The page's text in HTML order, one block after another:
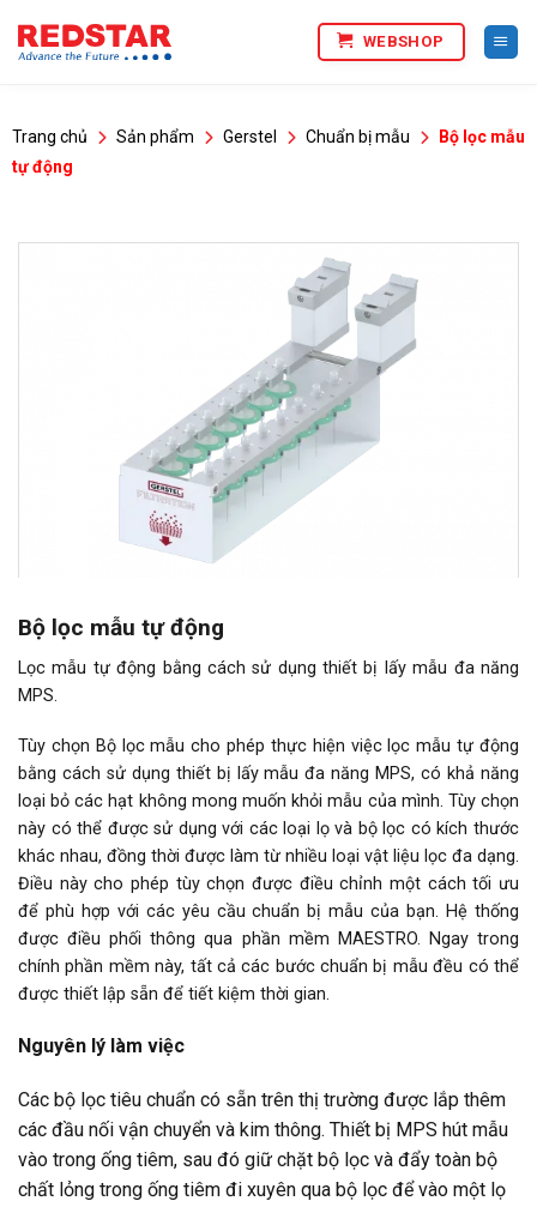
qua
WEBSHOP
Trang chủ Sản phẩm Gerstel Chuẩn bị mẫu
Bộ lọc mẫu
tự động
Bộ lọc mẫu tự động
Lọc mẫu tự động bằng cách sử dụng thiết bị lấy mẫu đa năng
MPS.
Tùy chọn Bộ lọc mẫu cho phép thực hiện việc lọc mẫu tự động
bằng cách sử dụng thiết bị lấy mẫu đa năng MPS, có khả năng
loại bỏ các hạt không mong muốn khỏi mẫu của mình. Tùy chọn
này có thể được sử dụng với các loại lọ và bộ lọc có kích thước
khác nhau, đồng thời được làm từ nhiều loại vật liệu lọc đa dạng.
Điều này cho phép tùy chọn được điều chỉnh một cách tối ưu
để phù hợp với các yêu cầu chuẩn bị mẫu của bạn. Hệ thống
được điều phối thông qua phần mềm MAESTRO. Ngay trong
chính phần mềm này, tất cả các bước chuẩn bị mẫu đều có thể
được thiết lập sẵn để tiết kiệm thời gian.
Nguyên lý làm việc
Các bộ lọc tiêu chuẩn có sẵn trên thị trường được lắp thêm
các đầu nối vận chuyển và kim thông. Thiết bị MPS hút mẫu
vào trong ống tiêm, sau đó giữ chặt bộ lọc và đẩy toàn bộ
chất lỏng trong ống tiêm đi xuyên qua bộ lọc để vào một lọ